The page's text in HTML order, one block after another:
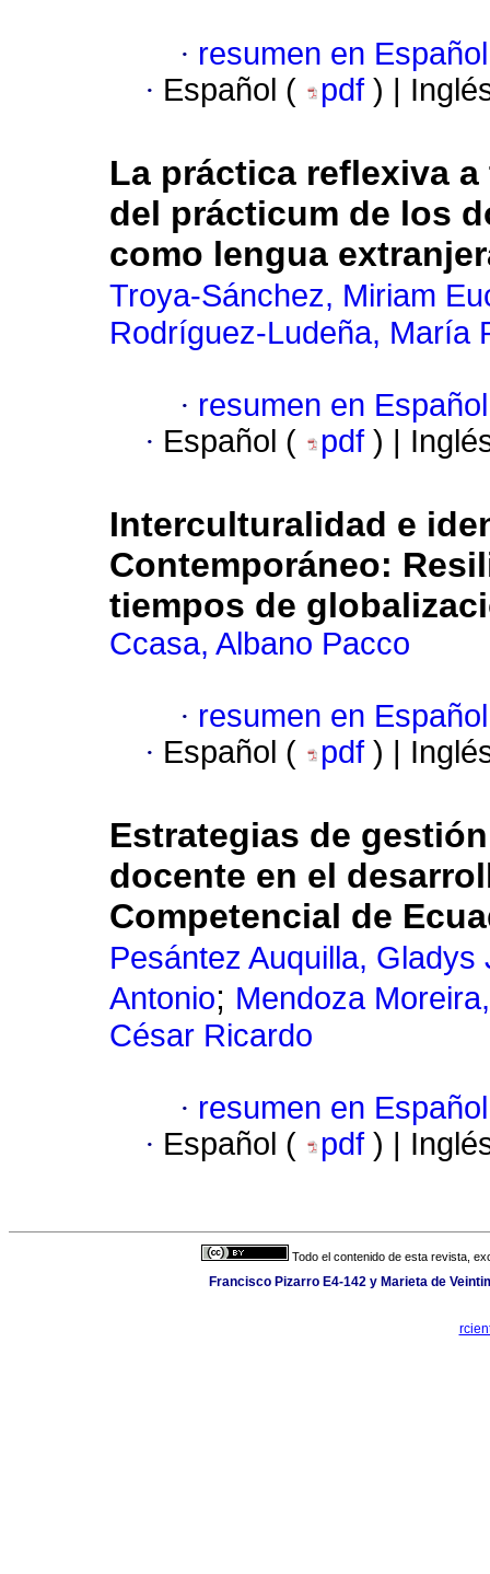
· resumen en Español
· Español ( pdf ) |
La práctica reflexiva
del prácticum de los
como lengua
Troya-Sánchez, Miriam
Rodríguez-Ludeña, María
· resumen en Español
· Español ( pdf ) |
Interculturalidad e
Contemporáneo:
tiempos de
Ccasa, Albano Pacco
· resumen en Español
· Español ( pdf ) |
Estrategias de
docente en el
Competencial de
Pesántez Auquilla, Gladys
Antonio; Mendoza
César Ricardo
· resumen en Español
· Español ( pdf ) |
Todo el contenido de esta revista,
Francisco Pizarro E4-142 y Marieta de